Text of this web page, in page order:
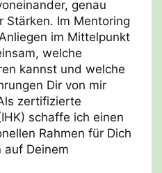
genau
Stärken. Im Mentoring
im Mittelpunkt
welche
kannst und welche
Dir von mir
zertifizierte
schaffe ich einen
Rahmen für Dich
auf Deinem